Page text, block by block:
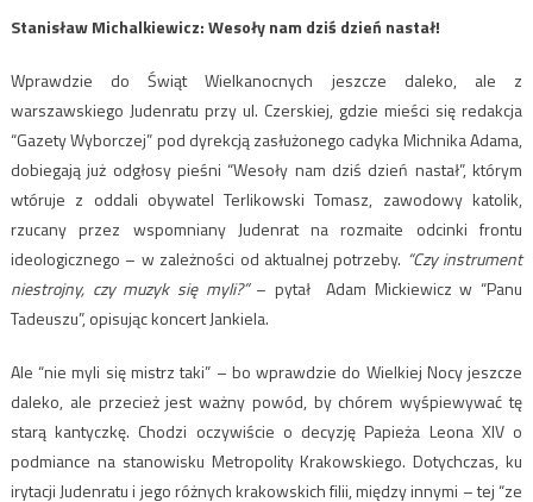
Stanisław Michalkiewicz: Wesoły nam dziś dzień nastał!
Wprawdzie do Świąt Wielkanocnych jeszcze daleko, ale z
warszawskiego Judenratu przy ul. Czerskiej, gdzie mieści się redakcja
“Gazety Wyborczej” pod dyrekcją zasłużonego cadyka Michnika Adama,
dobiegają już odgłosy pieśni “Wesoły nam dziś dzień nastał”, którym
wtóruje z oddali obywatel Terlikowski Tomasz, zawodowy katolik,
rzucany przez wspomniany Judenrat na rozmaite odcinki frontu
ideologicznego – w zależności od aktualnej potrzeby. “Czy instrument
niestrojny, czy muzyk się myli?”– pytał Adam Mickiewicz w “Panu
Tadeuszu”, opisując koncert Jankiela.
Ale “nie myli się mistrz taki” – bo wprawdzie do Wielkiej Nocy jeszcze
daleko, ale przecież jest ważny powód, by chórem wyśpiewywać tę
starą kantyczkę. Chodzi oczywiście o decyzję Papieża Leona XIV o
podmiance na stanowisku Metropolity Krakowskiego. Dotychczas, ku
irytacji Judenratu i jego różnych krakowskich filii, między innymi – tej “ze